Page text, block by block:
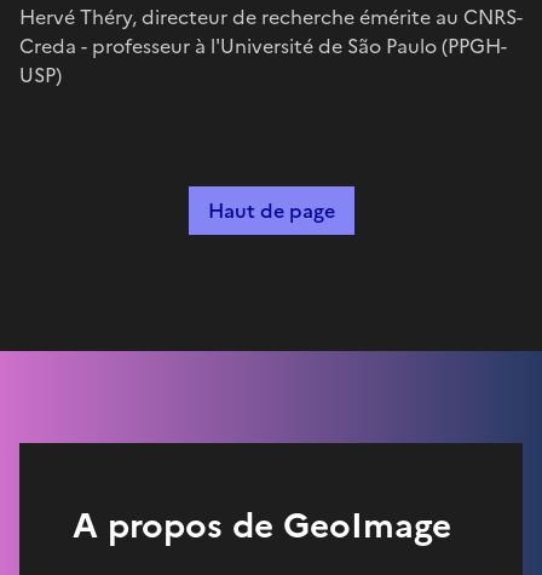
Hervé Théry, directeur de recherche émérite au CNRS-
Creda - professeur à l'Université de São Paulo (PPGH-
USP)
Haut de page
A propos de GeoImage